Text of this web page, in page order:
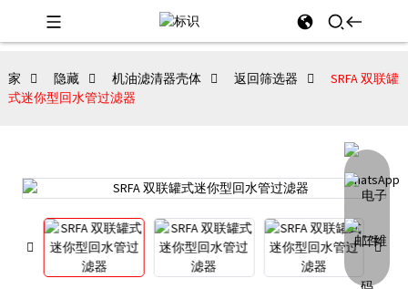
家 隐藏 机油滤清器壳体 返回筛选器
SRFA 双联罐
式迷你型回水管过滤器